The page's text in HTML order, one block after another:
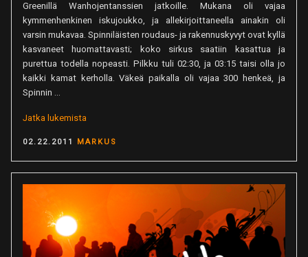
Greenillä Wanhojentanssien jatkoille. Mukana oli vajaa
kymmenhenkinen iskujoukko, ja allekirjoittaneella ainakin oli
varsin mukavaa. Spinniläisten roudaus- ja rakennuskyvyt ovat kyllä
kasvaneet huomattavasti; koko sirkus saatiin kasattua ja
purettua todella nopeasti. Pilkku tuli 02:30, ja 03:15 taisi olla jo
kaikki kamat kerholla. Väkeä paikalla oli vajaa 300 henkeä, ja
Spinnin …
Jatka lukemista
valo
+
ääni”
POSTED
02.22.2011 MARKUS